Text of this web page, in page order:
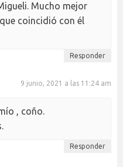
Mucho mejor
coincidió con él
Responder
9 junio, 2021 a las 11:24 am
, coño.
Responder